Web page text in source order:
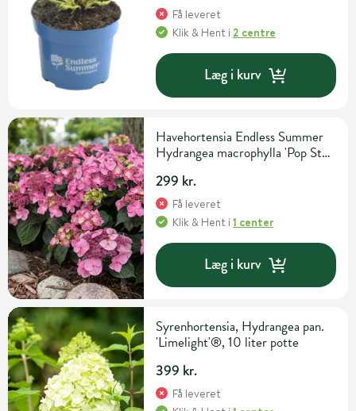
Få leveret
Klik & Hent i2 centre
Læg i kurv
Havehortensia Endless Summer
Hydrangea macrophylla 'Pop Star'
299 kr.
Få leveret
Klik & Hent i1 center
Læg i kurv
Syrenhortensia, Hydrangea pan.
'Limelight'®, 10 liter potte
399 kr.
Få leveret